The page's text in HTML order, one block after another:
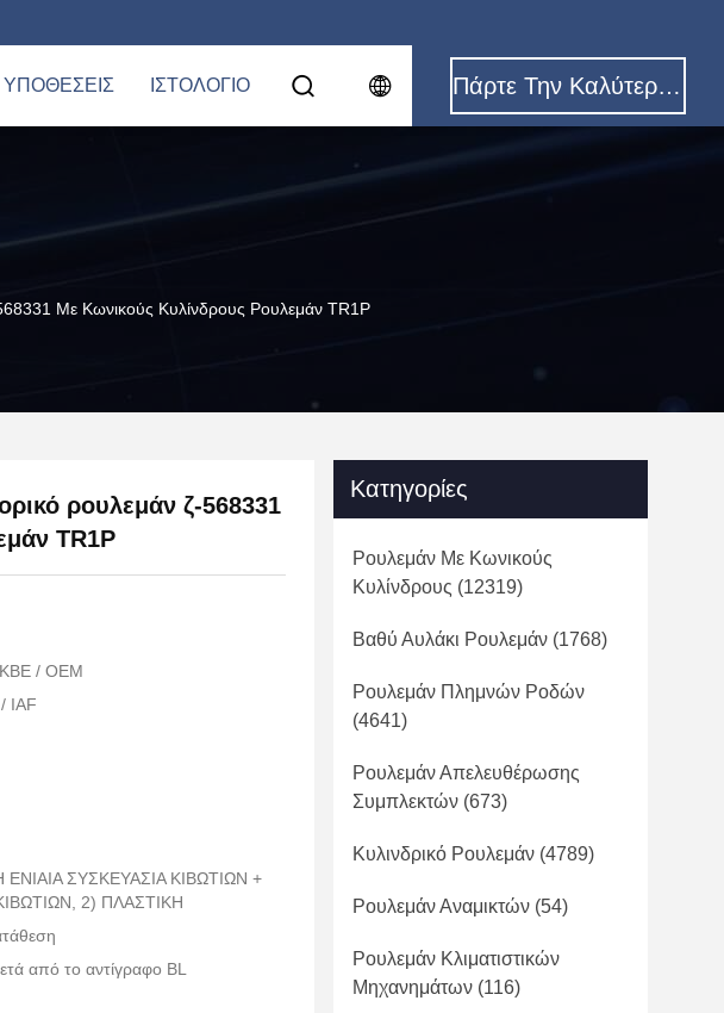
ΥΠΟΘΈΣΕΙΣ ΙΣΤΟΛΌΓΙΟ Πάρτε Την Καλύτερη Τιμή
Με Κωνικούς Κυλίνδρους Ρουλεμάν TR1P
ρουλεμάν ζ-568331
TR1P
/ OEM
IAF
ΕΝΙΑΙΑ ΣΥΣΚΕΥΑΣΙΑ ΚΙΒΩΤΙΩΝ +
2) ΠΛΑΣΤΙΚΗ
από το αντίγραφο BL
Κατηγορίες
Ρουλεμάν Με Κωνικούς
Κυλίνδρους (12319)
Βαθύ Αυλάκι Ρουλεμάν (1768)
Ρουλεμάν Πλημνών Ροδών
(4641)
Ρουλεμάν Απελευθέρωσης
Συμπλεκτών (673)
Κυλινδρικό Ρουλεμάν (4789)
Ρουλεμάν Αναμικτών (54)
Ρουλεμάν Κλιματιστικών
Μηχανημάτων (116)